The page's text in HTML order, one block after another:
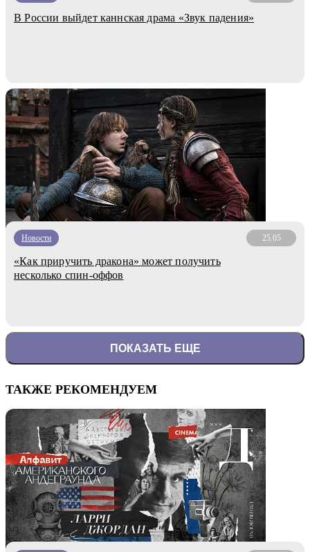
В России выйдет каннская драма «Звук падения»
Новости 25.05
«Как приручить дракона» может получить
несколько спин-оффов
ПОКАЗАТЬ ЕЩЕ
ТАКЖЕ РЕКОМЕНДУЕМ